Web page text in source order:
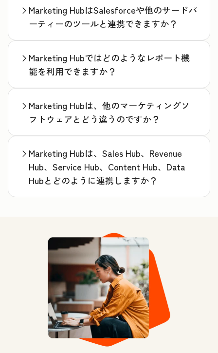
Marketing HubはSalesforceや他のサードパ
ーティーのツールと連携できますか？
Marketing Hubではどのようなレポート機
能を利用できますか？
Marketing Hubは、他のマーケティングソ
フトウェアとどう違うのですか？
Marketing Hubは、Sales Hub、Revenue
Hub、Service Hub、Content Hub、Data
Hubとどのように連携しますか？